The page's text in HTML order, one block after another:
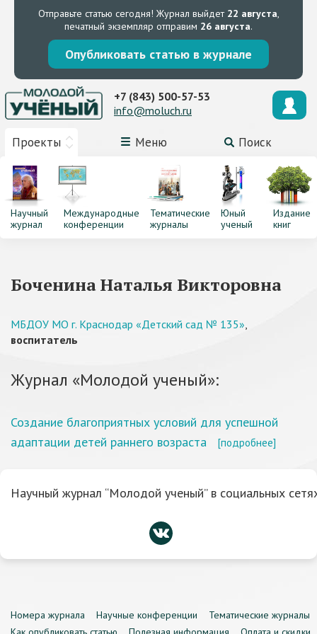
Отправьте статью сегодня! Журнал выйдет 22 августа,
печатный экземпляр отправим 26 августа.
Опубликовать статью в журнале
Проекты Меню Поиск
+7 (843) 500-57-53
info@moluch.ru
Научный
журнал
Международные
конференции
Тематические
журналы
Юный
ученый
Издание
книг
Боченина Наталья Викторовна
МБДОУ МО г. Краснодар «Детский сад № 135»,
воспитатель
Журнал «Молодой ученый»:
Создание благоприятных условий для успешной
адаптации детей раннего возраста
[подробнее]
Научный журнал “Молодой ученый” в социальных
Номера журнала Научные конференции
Тематические журналы